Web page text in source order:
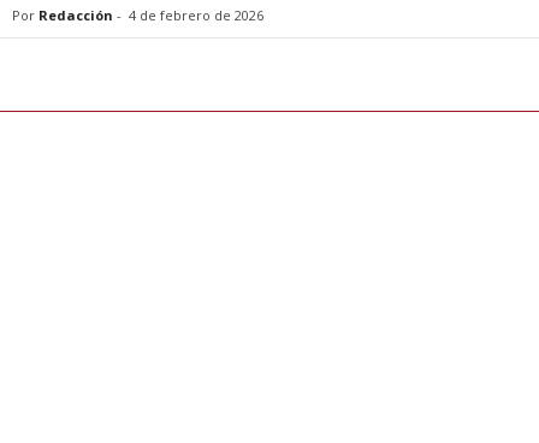
Por Redacción - 4 de febrero de 2026